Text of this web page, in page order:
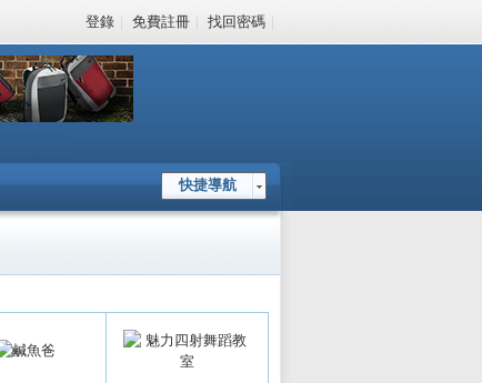
登錄 | 免費註冊 | 找回密碼 |
快捷導航